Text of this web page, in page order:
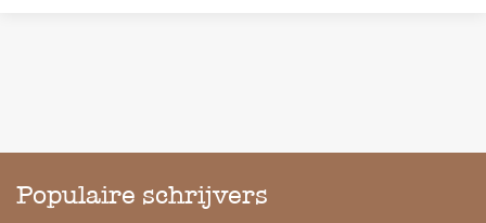
Populaire schrijvers